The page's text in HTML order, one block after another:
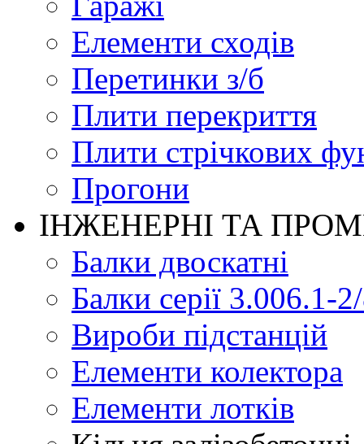
Елементи сходів
Перетинки з/б
Плити перекриття
Плити стрічкових
Прогони
ІНЖЕНЕРНІ ТА
Балки двоскатні
Балки серії 3.006.1-
Вироби підстанцій
Елементи колектора
Елементи лотків